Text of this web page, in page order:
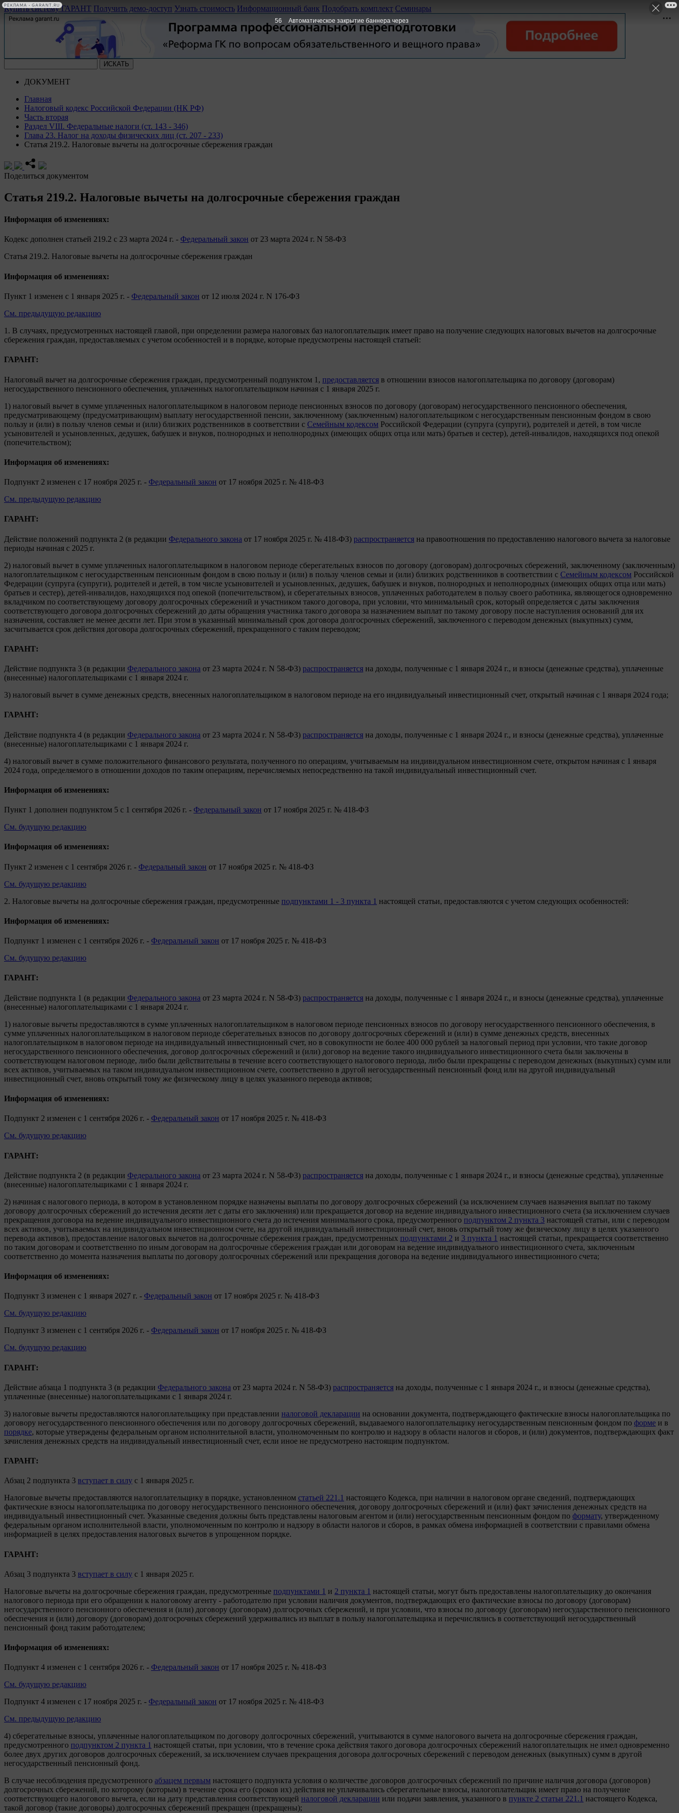
Купить систему ГАРАНТ Получить демо-доступ Узнать стоимость Информационный банк Подобрать комплект Семинары
ДОКУМЕНТ
Главная
Налоговый кодекс Российской Федерации (НК РФ)
Часть вторая
Раздел VIII. Федеральные налоги (ст. 143 - 346)
Глава 23. Налог на доходы физических лиц (ст. 207 - 233)
Статья 219.2. Налоговые вычеты на долгосрочные сбережения граждан
Поделиться документом
Статья 219.2. Налоговые вычеты на долгосрочные сбережения граждан
Информация об изменениях:
Кодекс дополнен статьей 219.2 с 23 марта 2024 г. - Федеральный закон от 23 марта 2024 г. N 58-ФЗ
Статья 219.2. Налоговые вычеты на долгосрочные сбережения граждан
Информация об изменениях:
Пункт 1 изменен с 1 января 2025 г. - Федеральный закон от 12 июля 2024 г. N 176-ФЗ
См. предыдущую редакцию
1. В случаях, предусмотренных настоящей главой, при определении размера налоговых баз налогоплательщик имеет право на получение следующих налоговых вычетов на долгосрочные
сбережения граждан, предоставляемых с учетом особенностей и в порядке, которые предусмотрены настоящей статьей:
ГАРАНТ:
Налоговый вычет на долгосрочные сбережения граждан, предусмотренный подпунктом 1, предоставляется в отношении взносов налогоплательщика по договору (договорам)
негосударственного пенсионного обеспечения, уплаченных налогоплательщиком начиная с 1 января 2025 г.
1) налоговый вычет в сумме уплаченных налогоплательщиком в налоговом периоде пенсионных взносов по договору (договорам) негосударственного пенсионного обеспечения,
предусматривающему (предусматривающим) выплату негосударственной пенсии, заключенному (заключенным) налогоплательщиком с негосударственным пенсионным фондом в свою
пользу и (или) в пользу членов семьи и (или) близких родственников в соответствии с Семейным кодексом Российской Федерации (супруга (супруги), родителей и детей, в том числе
усыновителей и усыновленных, дедушек, бабушек и внуков, полнородных и неполнородных (имеющих общих отца или мать) братьев и сестер), детей-инвалидов, находящихся под опекой
(попечительством);
Информация об изменениях:
Подпункт 2 изменен с 17 ноября 2025 г. - Федеральный закон от 17 ноября 2025 г. № 418-ФЗ
См. предыдущую редакцию
ГАРАНТ:
Действие положений подпункта 2 (в редакции Федерального закона от 17 ноября 2025 г. № 418-ФЗ) распространяется на правоотношения по предоставлению налогового вычета за налоговые
периоды начиная с 2025 г.
2) налоговый вычет в сумме уплаченных налогоплательщиком в налоговом периоде сберегательных взносов по договору (договорам) долгосрочных сбережений, заключенному (заключенным)
налогоплательщиком с негосударственным пенсионным фондом в свою пользу и (или) в пользу членов семьи и (или) близких родственников в соответствии с Семейным кодексом Российской
Федерации (супруга (супруги), родителей и детей, в том числе усыновителей и усыновленных, дедушек, бабушек и внуков, полнородных и неполнородных (имеющих общих отца или мать)
братьев и сестер), детей-инвалидов, находящихся под опекой (попечительством), и сберегательных взносов, уплаченных работодателем в пользу своего работника, являющегося одновременно
вкладчиком по соответствующему договору долгосрочных сбережений и участником такого договора, при условии, что минимальный срок, который определяется с даты заключения
соответствующего договора долгосрочных сбережений до даты обращения участника такого договора за назначением выплат по такому договору после наступления оснований для их
назначения, составляет не менее десяти лет. При этом в указанный минимальный срок договора долгосрочных сбережений, заключенного с переводом денежных (выкупных) сумм,
засчитывается срок действия договора долгосрочных сбережений, прекращенного с таким переводом;
ГАРАНТ:
Действие подпункта 3 (в редакции Федерального закона от 23 марта 2024 г. N 58-ФЗ) распространяется на доходы, полученные с 1 января 2024 г., и взносы (денежные средства), уплаченные
(внесенные) налогоплательщиками с 1 января 2024 г.
3) налоговый вычет в сумме денежных средств, внесенных налогоплательщиком в налоговом периоде на его индивидуальный инвестиционный счет, открытый начиная с 1 января 2024 года;
ГАРАНТ:
Действие подпункта 4 (в редакции Федерального закона от 23 марта 2024 г. N 58-ФЗ) распространяется на доходы, полученные с 1 января 2024 г., и взносы (денежные средства), уплаченные
(внесенные) налогоплательщиками с 1 января 2024 г.
4) налоговый вычет в сумме положительного финансового результата, полученного по операциям, учитываемым на индивидуальном инвестиционном счете, открытом начиная с 1 января
2024 года, определяемого в отношении доходов по таким операциям, перечисляемых непосредственно на такой индивидуальный инвестиционный счет.
Информация об изменениях:
Пункт 1 дополнен подпунктом 5 с 1 сентября 2026 г. - Федеральный закон от 17 ноября 2025 г. № 418-ФЗ
См. будущую редакцию
Информация об изменениях:
Пункт 2 изменен с 1 сентября 2026 г. - Федеральный закон от 17 ноября 2025 г. № 418-ФЗ
См. будущую редакцию
2. Налоговые вычеты на долгосрочные сбережения граждан, предусмотренные подпунктами 1 - 3 пункта 1 настоящей статьи, предоставляются с учетом следующих особенностей:
Информация об изменениях:
Подпункт 1 изменен с 1 сентября 2026 г. - Федеральный закон от 17 ноября 2025 г. № 418-ФЗ
См. будущую редакцию
ГАРАНТ:
Действие подпункта 1 (в редакции Федерального закона от 23 марта 2024 г. N 58-ФЗ) распространяется на доходы, полученные с 1 января 2024 г., и взносы (денежные средства), уплаченные
(внесенные) налогоплательщиками с 1 января 2024 г.
1) налоговые вычеты предоставляются в сумме уплаченных налогоплательщиком в налоговом периоде пенсионных взносов по договору негосударственного пенсионного обеспечения, в
сумме уплаченных налогоплательщиком в налоговом периоде сберегательных взносов по договору долгосрочных сбережений и (или) в сумме денежных средств, внесенных
налогоплательщиком в налоговом периоде на индивидуальный инвестиционный счет, но в совокупности не более 400 000 рублей за налоговый период при условии, что такие договор
негосударственного пенсионного обеспечения, договор долгосрочных сбережений и (или) договор на ведение такого индивидуального инвестиционного счета были заключены в
соответствующем налоговом периоде, либо были действительны в течение всего соответствующего налогового периода, либо были прекращены с переводом денежных (выкупных) сумм или
всех активов, учитываемых на таком индивидуальном инвестиционном счете, соответственно в другой негосударственный пенсионный фонд или на другой индивидуальный
инвестиционный счет, вновь открытый тому же физическому лицу в целях указанного перевода активов;
Информация об изменениях:
Подпункт 2 изменен с 1 сентября 2026 г. - Федеральный закон от 17 ноября 2025 г. № 418-ФЗ
См. будущую редакцию
ГАРАНТ:
Действие подпункта 2 (в редакции Федерального закона от 23 марта 2024 г. N 58-ФЗ) распространяется на доходы, полученные с 1 января 2024 г., и взносы (денежные средства), уплаченные
(внесенные) налогоплательщиками с 1 января 2024 г.
2) начиная с налогового периода, в котором в установленном порядке назначены выплаты по договору долгосрочных сбережений (за исключением случаев назначения выплат по такому
договору долгосрочных сбережений до истечения десяти лет с даты его заключения) или прекращается договор на ведение индивидуального инвестиционного счета (за исключением случаев
прекращения договора на ведение индивидуального инвестиционного счета до истечения минимального срока, предусмотренного подпунктом 2 пункта 3 настоящей статьи, или с переводом
всех активов, учитываемых на индивидуальном инвестиционном счете, на другой индивидуальный инвестиционный счет, вновь открытый тому же физическому лицу в целях указанного
перевода активов), предоставление налоговых вычетов на долгосрочные сбережения граждан, предусмотренных подпунктами 2 и 3 пункта 1 настоящей статьи, прекращается соответственно
по таким договорам и соответственно по иным договорам на долгосрочные сбережения граждан или договорам на ведение индивидуального инвестиционного счета, заключенным
соответственно до момента назначения выплаты по договору долгосрочных сбережений или прекращения договора на ведение индивидуального инвестиционного счета;
Информация об изменениях:
Подпункт 3 изменен с 1 января 2027 г. - Федеральный закон от 17 ноября 2025 г. № 418-ФЗ
См. будущую редакцию
Подпункт 3 изменен с 1 сентября 2026 г. - Федеральный закон от 17 ноября 2025 г. № 418-ФЗ
См. будущую редакцию
ГАРАНТ:
Действие абзаца 1 подпункта 3 (в редакции Федерального закона от 23 марта 2024 г. N 58-ФЗ) распространяется на доходы, полученные с 1 января 2024 г., и взносы (денежные средства),
уплаченные (внесенные) налогоплательщиками с 1 января 2024 г.
3) налоговые вычеты предоставляются налогоплательщику при представлении налоговой декларации на основании документа, подтверждающего фактические взносы налогоплательщика по
договору негосударственного пенсионного обеспечения или по договору долгосрочных сбережений, выдаваемого налогоплательщику негосударственным пенсионным фондом по форме и в
порядке, которые утверждены федеральным органом исполнительной власти, уполномоченным по контролю и надзору в области налогов и сборов, и (или) документов, подтверждающих факт
зачисления денежных средств на индивидуальный инвестиционный счет, если иное не предусмотрено настоящим подпунктом.
ГАРАНТ:
Абзац 2 подпункта 3 вступает в силу с 1 января 2025 г.
Налоговые вычеты предоставляются налогоплательщику в порядке, установленном статьей 221.1 настоящего Кодекса, при наличии в налоговом органе сведений, подтверждающих
фактические взносы налогоплательщика по договору негосударственного пенсионного обеспечения, договору долгосрочных сбережений и (или) факт зачисления денежных средств на
индивидуальный инвестиционный счет. Указанные сведения должны быть представлены налоговым агентом и (или) негосударственным пенсионным фондом по формату, утвержденному
федеральным органом исполнительной власти, уполномоченным по контролю и надзору в области налогов и сборов, в рамках обмена информацией в соответствии с правилами обмена
информацией в целях предоставления налоговых вычетов в упрощенном порядке.
ГАРАНТ:
Абзац 3 подпункта 3 вступает в силу с 1 января 2025 г.
Налоговые вычеты на долгосрочные сбережения граждан, предусмотренные подпунктами 1 и 2 пункта 1 настоящей статьи, могут быть предоставлены налогоплательщику до окончания
налогового периода при его обращении к налоговому агенту - работодателю при условии наличия документов, подтверждающих его фактические взносы по договору (договорам)
негосударственного пенсионного обеспечения и (или) договору (договорам) долгосрочных сбережений, и при условии, что взносы по договору (договорам) негосударственного пенсионного
обеспечения и (или) договору (договорам) долгосрочных сбережений удерживались из выплат в пользу налогоплательщика и перечислялись в соответствующий негосударственный
пенсионный фонд таким работодателем;
Информация об изменениях:
Подпункт 4 изменен с 1 сентября 2026 г. - Федеральный закон от 17 ноября 2025 г. № 418-ФЗ
См. будущую редакцию
Подпункт 4 изменен с 17 ноября 2025 г. - Федеральный закон от 17 ноября 2025 г. № 418-ФЗ
См. предыдущую редакцию
4) сберегательные взносы, уплаченные налогоплательщиком по договору долгосрочных сбережений, учитываются в сумме налогового вычета на долгосрочные сбережения граждан,
предусмотренного подпунктом 2 пункта 1 настоящей статьи, при условии, что в течение срока действия такого договора долгосрочных сбережений налогоплательщик не имел одновременно
более двух других договоров долгосрочных сбережений, за исключением случаев прекращения договора долгосрочных сбережений с переводом денежных (выкупных) сумм в другой
негосударственный пенсионный фонд.
В случае несоблюдения предусмотренного абзацем первым настоящего подпункта условия о количестве договоров долгосрочных сбережений по причине наличия договора (договоров)
долгосрочных сбережений, по которому (которым) в течение срока его (сроков их) действия не уплачивались сберегательные взносы, налогоплательщик имеет право на получение
соответствующего налогового вычета, если на дату представления соответствующей налоговой декларации или подачи заявления, указанного в пункте 2 статьи 221.1 настоящего Кодекса,
такой договор (такие договоры) долгосрочных сбережений прекращен (прекращены);
55 Автоматическое закрытие баннера через
РЕКЛАМА • GARANT.RU